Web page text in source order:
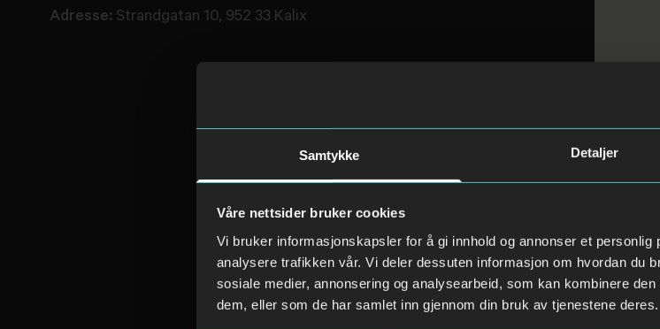
Samtykke Detaljer
Våre nettsider bruker cookies
Vi bruker informasjonskapsler for å gi innhold og annonser et
analysere trafikken vår. Vi deler dessuten informasjon om hvordan du
sosiale medier, annonsering og analysearbeid, som kan kombinere
dem, eller som de har samlet inn gjennom din bruk av tjenestene deres.
Adresse: Strandgatan 10, 952 33 Kalix